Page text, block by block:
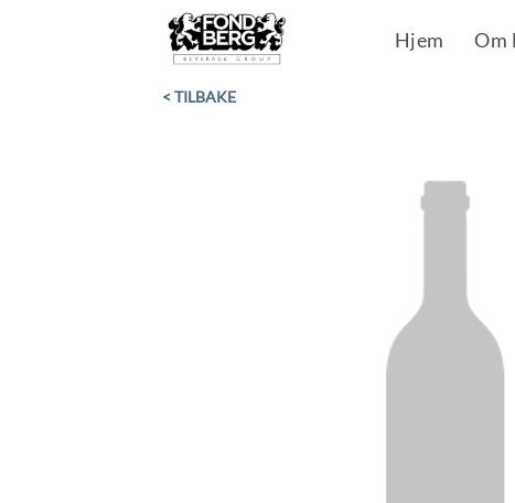
Hjem Om
< TILBAKE